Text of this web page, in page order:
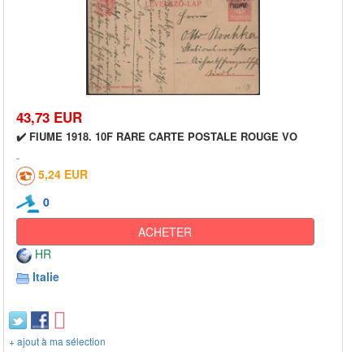
43,73 EUR
✔️ FIUME 1918. 10F RARE CARTE POSTALE ROUGE VO
5,24 EUR
0
ACHETER
HR
Italie
+ ajout à ma sélection